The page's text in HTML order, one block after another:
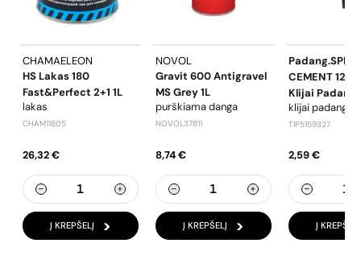
CHAMAELEON
HS Lakas 180
Fast&Perfect 2+1 1L
lakas
CHAM11805
26,32 €
Į KREPŠELĮ
NOVOL
Gravit 600 Antigravel
MS Grey 1L
purškiama danga
NOVOL37811
8,74 €
Į KREPŠELĮ
CEMENT 12g/
Klijai
klijai
TIP5159327
2,59 €
Į KREPŠELĮ